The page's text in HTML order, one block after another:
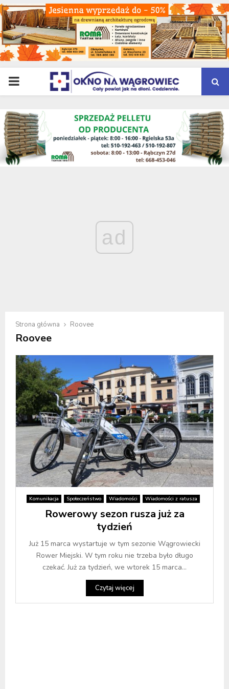
PRIMARY
MENU
ad
Strona główna Roovee
Roovee
Komunikacja Społeczeństwo Wiadomości Wiadomości z ratusza
Rowerowy sezon rusza już za
tydzień
Już 15 marca wystartuje w tym sezonie Wągrowiecki
Rower Miejski. W tym roku nie trzeba było długo
czekać. Już za tydzień, we wtorek 15 marca...
Czytaj więcej